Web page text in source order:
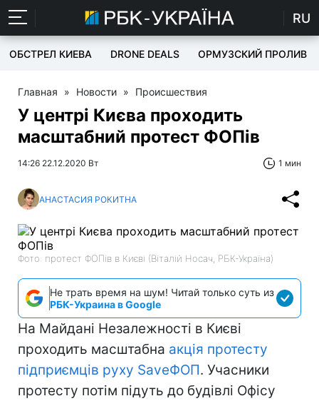
RU
ОБСТРЕЛ КИЕВА DRONE DEALS ОРМУЗСКИЙ ПРОЛИВ
Главная » Новости » Происшествия
У центрі Києва проходить
масштабний протест ФОПів
14:26 22.12.2020 Вт 1 мин
АНАСТАСИЯ РОКИТНА
Фото: протест ФОПів в Києві (Віталій Носач, РБК-Україна)
Не трать время на шум! Читай только суть из
РБК-Украина в Google
На Майдані Незалежності в Києві
проходить масштабна акція протесту
підприємців руху SaveФОП. Учасники
протесту потім підуть до будівлі Офісу